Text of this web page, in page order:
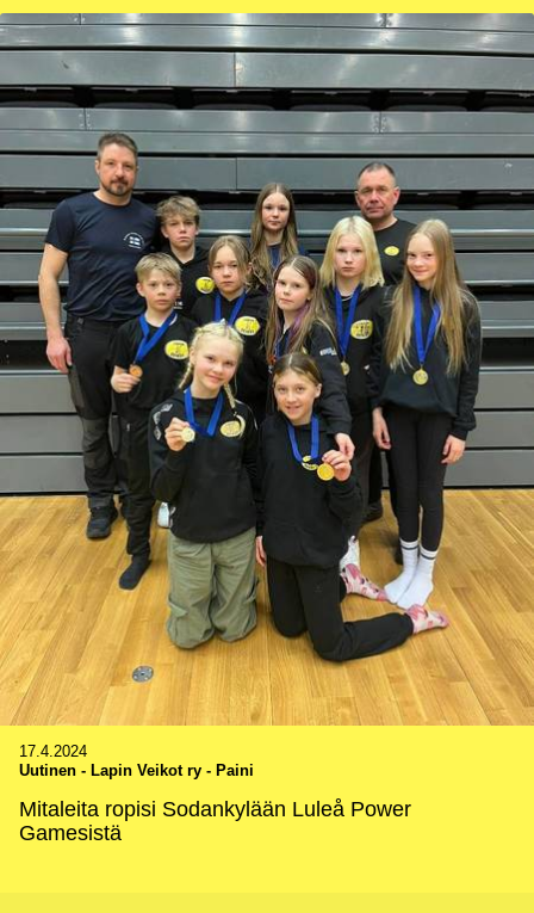
17.4.2024
Uutinen - Lapin Veikot ry - Paini
Mitaleita ropisi Sodankylään Luleå Power
Gamesistä